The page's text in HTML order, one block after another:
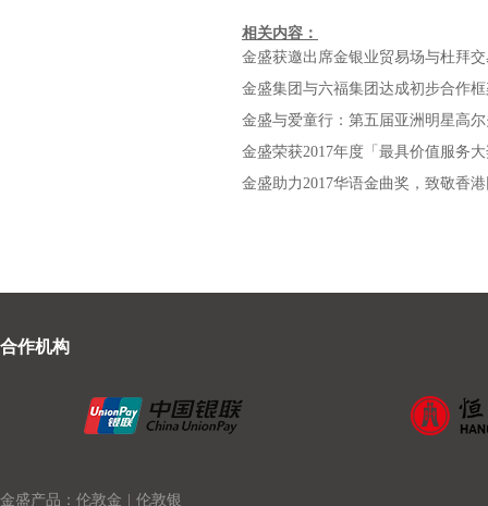
相关内容：
金盛获邀出席金银业贸易场与杜拜
金盛集团与六福集团达成初步合作
金盛荣获2017年度「最具价值服务
金盛助力2017华语金曲奖，致敬香
合作机构
金盛产品：伦敦金 伦敦银